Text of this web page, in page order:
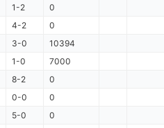
1-2
0
4-2
0
3-0
10394
1-0
7000
8-2
0
0-0
0
5-0
0